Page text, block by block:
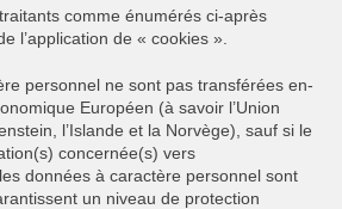
comme énumérés ci-après
l’application de « cookies ».
personnel ne sont pas transférées en-
Européen (à savoir l’Union
l’Islande et la Norvège), sauf si le
concernée(s) vers
données à caractère personnel sont
un niveau de protection